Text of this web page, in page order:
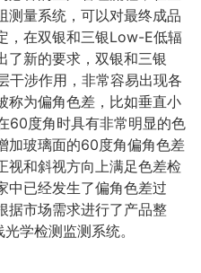
测量系统，可以对最终成品
，在双银和三银Low-E低辐
了新的要求，双银和三银
干涉作用，非常容易出现各
称为偏角色差，比如垂直小
60度角时具有非常明显的色
加玻璃面的60度角偏角色差
视和斜视方向上满足色差检
中已经发生了偏角色差过
据市场需求进行了产品整
学检测监测系统。